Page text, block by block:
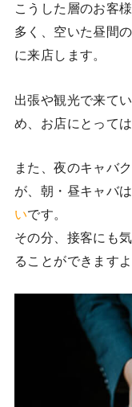
こうした層のお客
多く、空いた昼間
に来店します。
出張や観光で来て
め、お店にとって
また、夜のキャバ
が、朝・昼キャバは
いです。
その分、接客にも
ることができますよ